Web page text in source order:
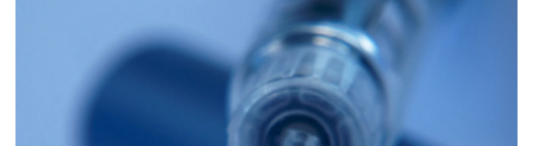
hjælpe, hvis du ønsker at tabe dig i
overgangsalderen.